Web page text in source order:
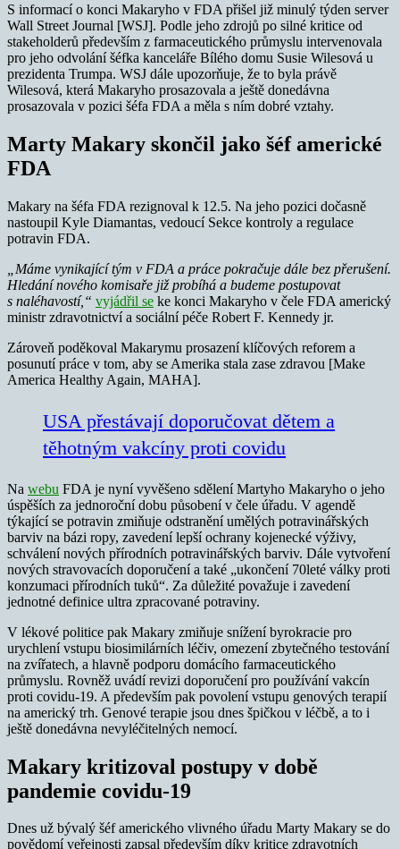
S informací o konci Makaryho v FDA přišel již minulý týden server
Wall Street Journal [WSJ]. Podle jeho zdrojů po silné kritice od
stakeholderů především z farmaceutického průmyslu intervenovala
pro jeho odvolání šéfka kanceláře Bílého domu Susie Wilesová u
prezidenta Trumpa. WSJ dále upozorňuje, že to byla právě
Wilesová, která Makaryho prosazovala a ještě donedávna
prosazovala v pozici šéfa FDA a měla s ním dobré vztahy.
Marty Makary skončil jako šéf americké
FDA
Makary na šéfa FDA rezignoval k 12.5. Na jeho pozici dočasně
nastoupil Kyle Diamantas, vedoucí Sekce kontroly a regulace
potravin FDA.
„Máme vynikající tým v FDA a práce pokračuje dále bez přerušení.
Hledání nového komisaře již probíhá a budeme postupovat
s naléhavostí,“ vyjádřil se ke konci Makaryho v čele FDA americký
ministr zdravotnictví a sociální péče Robert F. Kennedy jr.
Zároveň poděkoval Makarymu prosazení klíčových reforem a
posunutí práce v tom, aby se Amerika stala zase zdravou [Make
America Healthy Again, MAHA].
USA přestávají doporučovat dětem a
těhotným vakcíny proti covidu
Na webu FDA je nyní vyvěšeno sdělení Martyho Makaryho o jeho
úspěších za jednoroční dobu působení v čele úřadu. V agendě
týkající se potravin zmiňuje odstranění umělých potravinářských
barviv na bázi ropy, zavedení lepší ochrany kojenecké výživy,
schválení nových přírodních potravinářských barviv. Dále vytvoření
nových stravovacích doporučení a také „ukončení 70leté války proti
konzumaci přírodních tuků“. Za důležité považuje i zavedení
jednotné definice ultra zpracované potraviny.
V lékové politice pak Makary zmiňuje snížení byrokracie pro
urychlení vstupu biosimilárních léčiv, omezení zbytečného testování
na zvířatech, a hlavně podporu domácího farmaceutického
průmyslu. Rovněž uvádí revizi doporučení pro používání vakcín
proti covidu-19. A především pak povolení vstupu genových terapií
na americký trh. Genové terapie jsou dnes špičkou v léčbě, a to i
ještě donedávna nevyléčitelných nemocí.
Makary kritizoval postupy v době
pandemie covidu-19
Dnes už bývalý šéf amerického vlivného úřadu Marty Makary se do
povědomí veřejnosti zapsal především díky kritice zdravotních